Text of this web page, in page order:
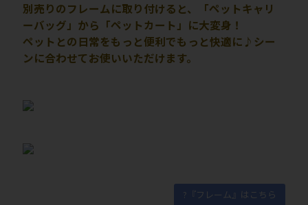
別売りのフレームに取り付けると、「ペットキャリ
ーバッグ」から「ペットカート」に大変身！
ペットとの日常をもっと便利でもっと快適に♪シー
ンに合わせてお使いいただけます。
?『フレーム』はこちら